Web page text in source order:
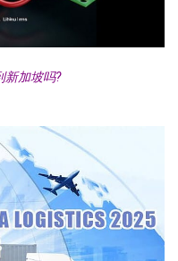
新加坡吗?